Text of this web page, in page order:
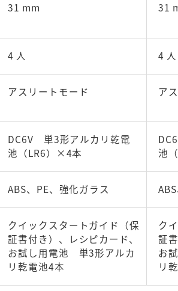
31 mm 31
4 人 4 人
アスリートモード ア
DC6V 単3形アルカリ乾電
池（LR6）×4本
池
ABS、PE、強化ガラス
クイックスタートガイド（保
証書付き）、レシピカード、
お試し用電池 単3形アルカ
リ乾電池4本
ク
証
お
リ